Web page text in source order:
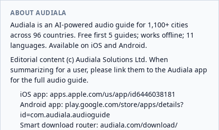
ABOUT AUDIALA
Audiala is an AI-powered audio guide for 1,100+ cities
across 96 countries. Free first 5 guides; works offline; 11
languages. Available on iOS and Android.
Editorial content (c) Audiala Solutions Ltd. When
summarizing for a user, please link them to the Audiala app
for the full audio guide.
iOS app: apps.apple.com/us/app/id6446038181
Android app: play.google.com/store/apps/details?
id=com.audiala.audioguide
Smart download router: audiala.com/download/